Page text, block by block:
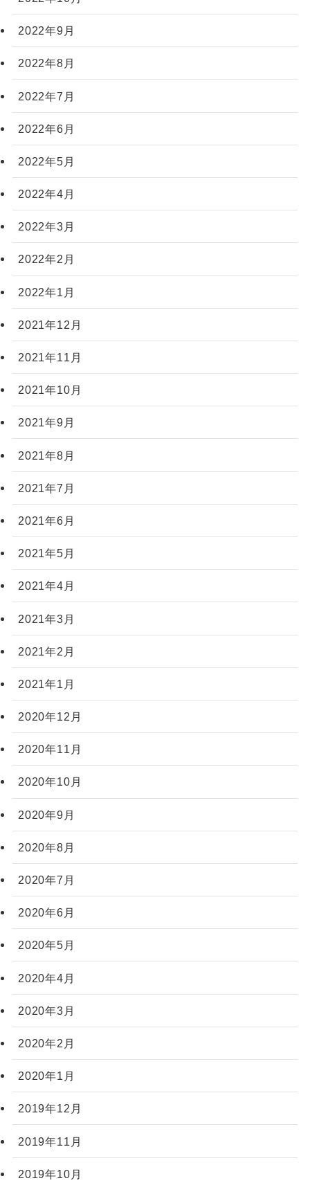
2022年9月
2022年8月
2022年7月
2022年6月
2022年5月
2022年4月
2022年3月
2022年2月
2022年1月
2021年12月
2021年11月
2021年10月
2021年9月
2021年8月
2021年7月
2021年6月
2021年5月
2021年4月
2021年3月
2021年2月
2021年1月
2020年12月
2020年11月
2020年10月
2020年9月
2020年8月
2020年7月
2020年6月
2020年5月
2020年4月
2020年3月
2020年2月
2020年1月
2019年12月
2019年11月
2019年10月